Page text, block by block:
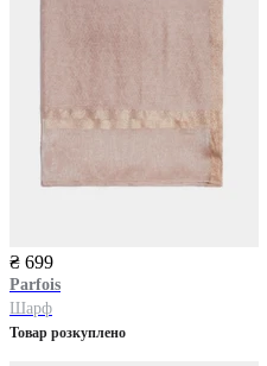
₴ 699
Parfois
Шарф
Товар розкуплено